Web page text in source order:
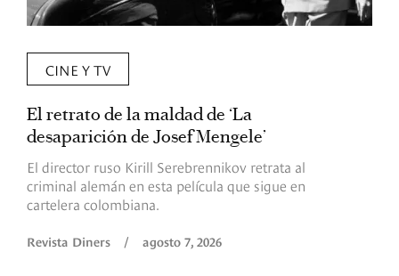
CINE Y TV
El retrato de la maldad de ‘La
desaparición de Josef Mengele’
El director ruso Kirill Serebrennikov retrata al
criminal alemán en esta película que sigue en
cartelera colombiana.
Revista Diners / agosto 7, 2026